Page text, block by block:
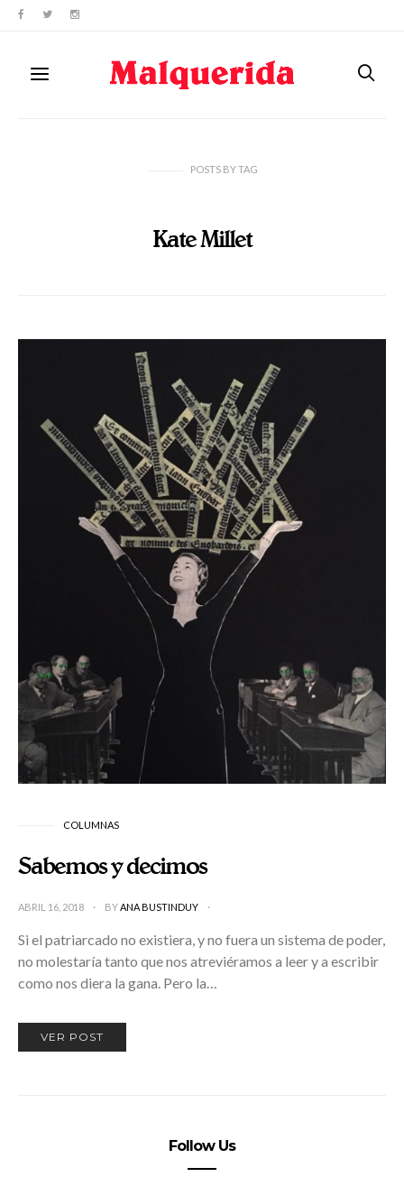
POSTS BYTAG
Kate Millet
COLUMNAS
Sabemos y decimos
ABRIL 16, 2018 BYANA BUSTINDUY
Si el patriarcado no existiera, y no fuera un sistema de poder,
no molestaría tanto que nos atreviéramos a leer y a escribir
como nos diera la gana. Pero la…
VER POST
Follow Us